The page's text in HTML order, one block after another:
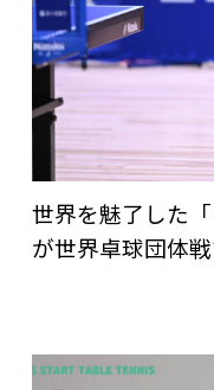
世界を魅了した
が世界卓球団体